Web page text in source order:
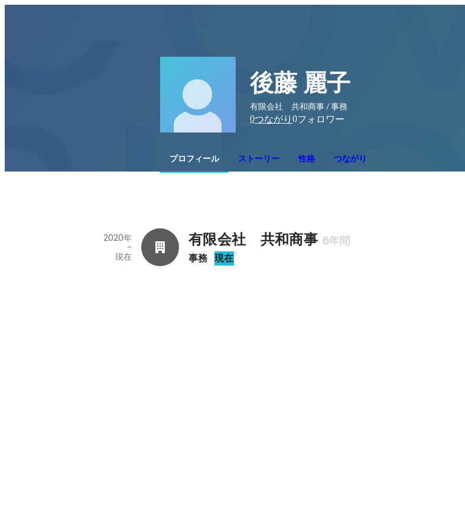
後藤 麗子
有限会社 共和商事 / 事務
0つながり 0フォロワー
プロフィール ストーリー 性格 つながり
有限会社　共和商事 6年間
事務 現在
2020年
-
現在